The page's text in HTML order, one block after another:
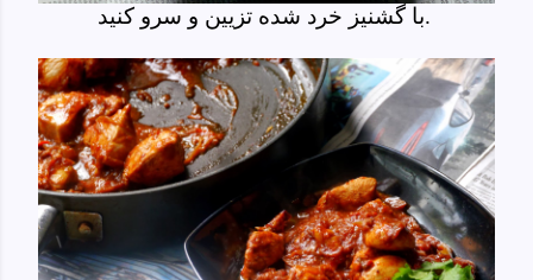
با گشنیز خرد شده تزیین و سرو کنید.